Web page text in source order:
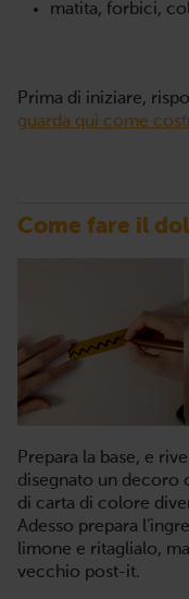
matita, forbici,
Prima di iniziare,
guarda qui come
Come fare il
Prepara la base, e
disegnato un decoro
di carta di colore
Adesso prepara
limone e ritaglialo,
vecchio post-it.